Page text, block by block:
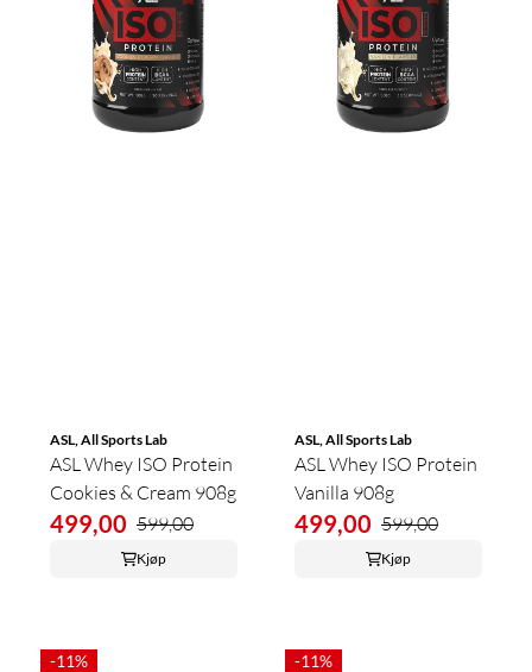
ASL, All Sports Lab
ASL Whey ISO Protein
Cookies & Cream 908g
499,00 599,00
Kjøp
ASL, All Sports Lab
ASL Whey ISO Protein
Vanilla 908g
499,00 599,00
Kjøp
-11% -11%